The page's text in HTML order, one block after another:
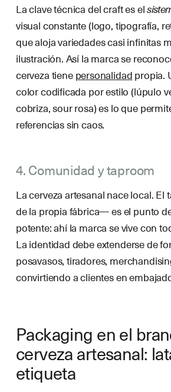
La clave técnica del craft es el
visual constante (logo, tipografía,
que aloja variedades casi infinitas
ilustración. Así la marca se
cerveza tienepersonalidadpropia.
color codificada por estilo (lúpulo
cobriza, sour rosa) es lo que
referencias sin caos.
4. Comunidad y taproom
La cerveza artesanal nace local.
de la propia fábrica— es el punto
potente: ahí la marca se vive con
La identidad debe extenderse de
posavasos, tiradores,
convirtiendo a clientes en
Packaging en el
cerveza artesanal:
etiqueta